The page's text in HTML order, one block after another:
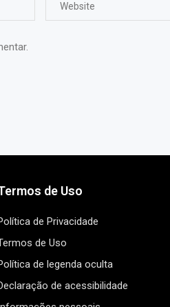
de Uso
de Privacidade
de Uso
de legenda oculta
de acessibilidade